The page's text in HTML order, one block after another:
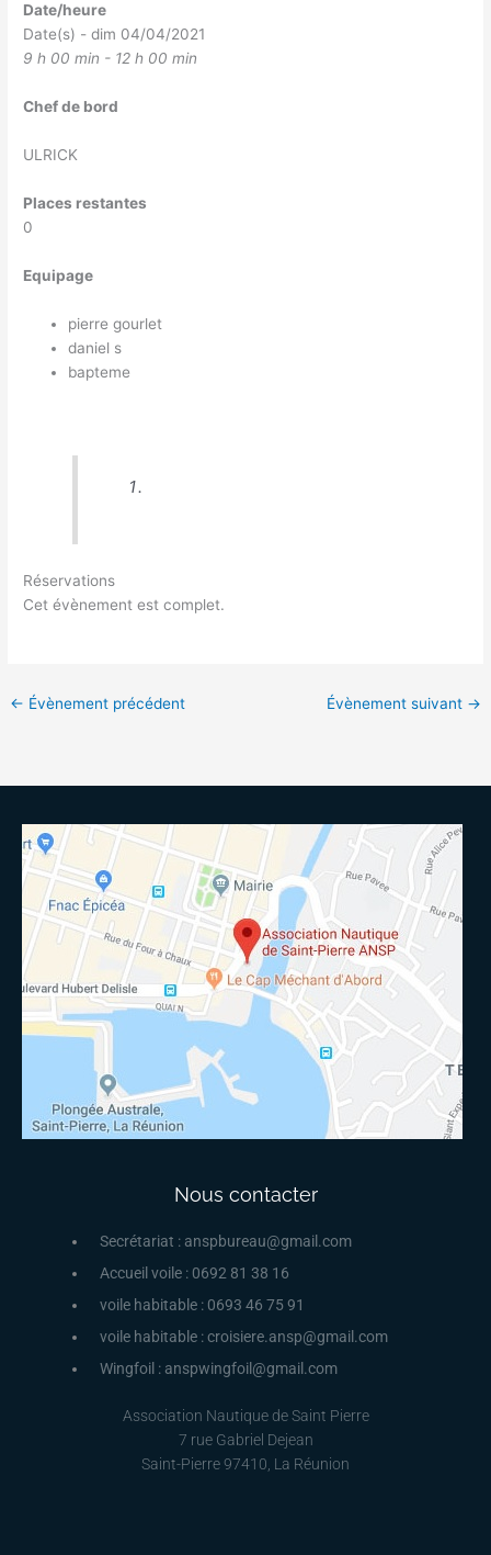
Date/heure
Date(s) - dim 04/04/2021
9 h 00 min - 12 h 00 min
Chef de bord
ULRICK
Places restantes
0
Equipage
pierre gourlet
daniel s
bapteme
Réservations
Cet évènement est complet.
← Évènement précédent Évènement suivant →
Nous contacter
Secrétariat : anspbureau@gmail.com
Accueil voile : 0692 81 38 16
voile habitable : 0693 46 75 91
voile habitable : croisiere.ansp@gmail.com
Wingfoil : anspwingfoil@gmail.com
Association Nautique de Saint Pierre
7 rue Gabriel Dejean
Saint-Pierre 97410, La Réunion